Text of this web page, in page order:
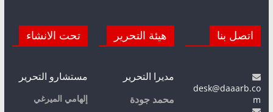
اتصل بنا
desk@daaarb.co
m
هيئة التحرير
مديرا التحرير
محمد جودة
تحت الانشاء
مستشارو التحرير
إلهامي الميرغي